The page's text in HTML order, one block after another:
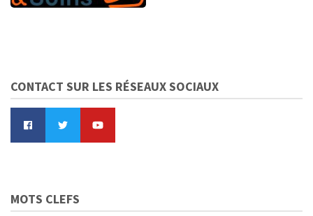
CONTACT SUR LES RÉSEAUX SOCIAUX
MOTS CLEFS